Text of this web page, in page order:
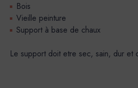
Bois
Vieille peinture
Support à base de chaux
Le support doit etre sec, sain, dur et